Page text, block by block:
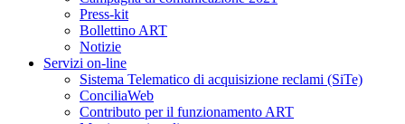
Press-kit
Bollettino ART
Notizie
Servizi on-line
Sistema Telematico di acquisizione reclami (SiTe)
ConciliaWeb
Contributo per il funzionamento ART